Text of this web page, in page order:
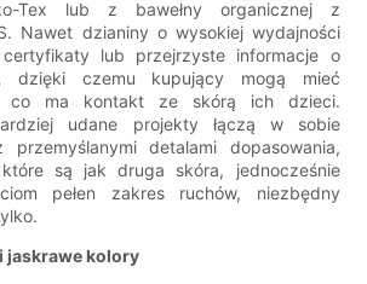
Tex lub z bawełny organicznej z
Nawet dzianiny o wysokiej wydajności
lub przejrzyste informacje o
dzięki czemu kupujący mogą mieć
co ma kontakt ze skórą ich dzieci.
udane projekty łączą w sobie
detalami dopasowania,
są jak druga skóra, jednocześnie
pełen zakres ruchów, niezbędny
jaskrawe kolory